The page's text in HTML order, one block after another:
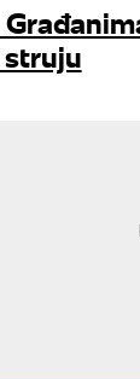
struju